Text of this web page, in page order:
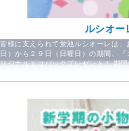
ルシオー
皆様に支えられて蛍池ルシオーレは
日）から２９日（日曜日）の期間、
リジナルエコバックプレゼント！ 期